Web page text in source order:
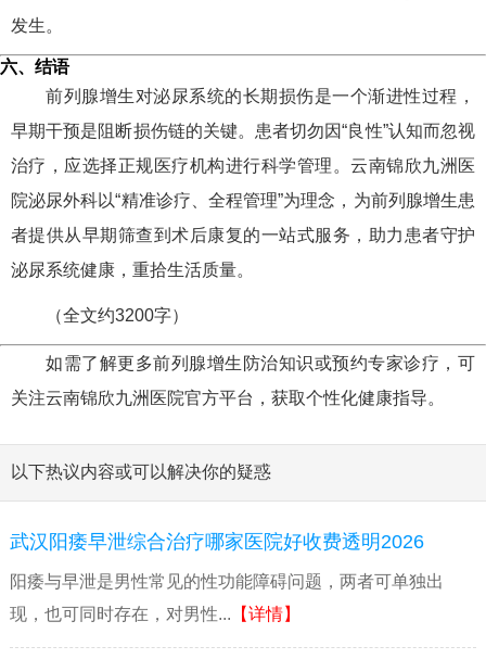
发生。
六、结语
前列腺增生对泌尿系统的长期损伤是一个渐进性过程，
早期干预是阻断损伤链的关键。患者切勿因“良性”认知而忽视
治疗，应选择正规医疗机构进行科学管理。云南锦欣九洲医
院泌尿外科以“精准诊疗、全程管理”为理念，为前列腺增生患
者提供从早期筛查到术后康复的一站式服务，助力患者守护
泌尿系统健康，重拾生活质量。
（全文约3200字）
如需了解更多前列腺增生防治知识或预约专家诊疗，可
关注云南锦欣九洲医院官方平台，获取个性化健康指导。
以下热议内容或可以解决你的疑惑
武汉阳痿早泄综合治疗哪家医院好收费透明2026
阳痿与早泄是男性常见的性功能障碍问题，两者可单独出
现，也可同时存在，对男性... 【详情】